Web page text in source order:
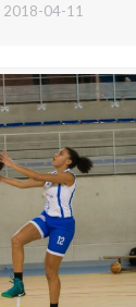
2018-04-11